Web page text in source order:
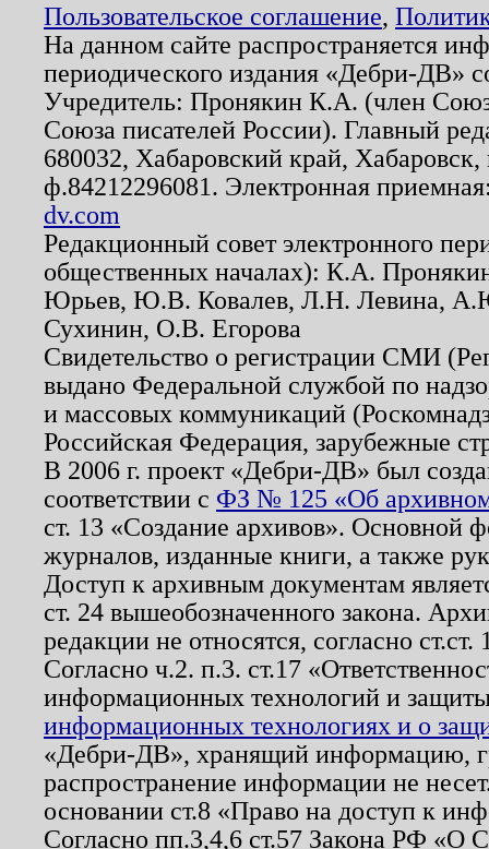
Пользовательское соглашение,
На данном сайте распространяется
периодического издания «Дебри-ДВ»
Учредитель: Пронякин К.А. (член
Союза писателей России). Главный
680032, Хабаровский край,
ф.84212296081. Электронная
dv.com
Редакционный совет электронного
общественных началах): К.А.
Юрьев, Ю.В. Ковалев, Л.Н. Левина,
Сухинин, О.В. Егорова
Свидетельство о регистрации СМИ
выдано Федеральной службой по
и массовых коммуникаций
Российская Федерация, зарубежные
В 2006 г. проект «Дебри-ДВ» был
соответствии с ФЗ № 125 «Об
ст. 13 «Создание архивов». Основной
журналов, изданные книги, а также
Доступ к архивным документам
ст. 24 вышеобозначенного закона.
редакции не относятся, согласно
Согласно ч.2. п.3. ст.17
информационных технологий и
информационных технологиях и о
«Дебри-ДВ», хранящий информацию,
распространение информации не
основании ст.8 «Право на доступ к
Согласно пп.3,4,6 ст.57 Закона РФ «О